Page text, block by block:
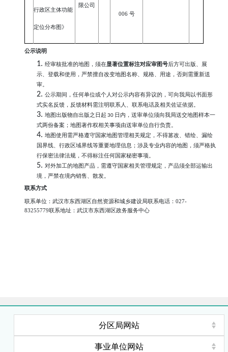
行政区主体功能
定位分布图》
限公司
006 号
公示说明
1. 经审核批准的地图，须在显著位置标注对应审图号后方可出版、展
示、登载和使用，严禁擅自改变地图名称、规格、用途，否则需重新送
审。
2. 公示期间，任何单位或个人对公示内容有异议的，可向我局以书面形
式实名反馈，反馈材料需注明联系人、联系电话及相关佐证依据。
3. 地图出版物自出版之日起 30 日内，送审单位须向我局送交地图样本一
式两份备案；地图著作权相关事项由送审单位自行负责。
4. 地图使用需严格遵守国家地图管理相关规定，不得篡改、错绘、漏绘
国界线、行政区域界线等重要地理信息；涉及专业内容的地图，须严格执
行保密法律法规，不得标注任何国家秘密事项。
5. 对外加工的地图产品，需遵守国家相关管理规定，产品须全部运输出
境，严禁在境内销售、散发。
联系方式
联系单位：武汉市东西湖区自然资源和城乡建设局联系电话： 027-
83255779联系地址：武汉市东西湖区政务服务中心
分区局网站
事业单位网站